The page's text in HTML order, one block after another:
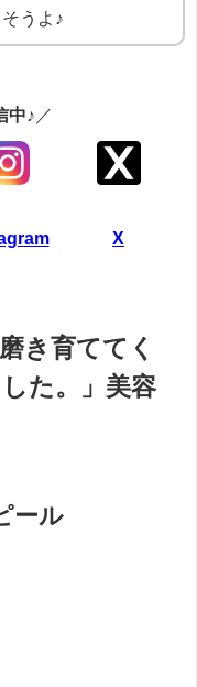
うよ♪
中♪ ／
X
き育ててく
た。」美容
ール